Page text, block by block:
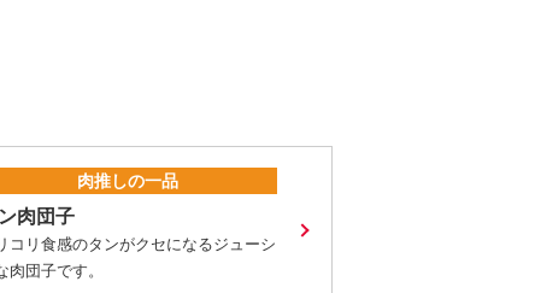
肉推しの一品
肉団子
コリ食感のタンがクセになるジューシ
肉団子です。